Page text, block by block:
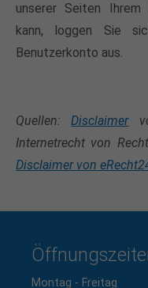
unserer Seiten Ihrem
kann, loggen Sie
Benutzerkonto aus.
Quellen:Disclaimer
Internetrecht von
Disclaimer von
Montag - Freitag